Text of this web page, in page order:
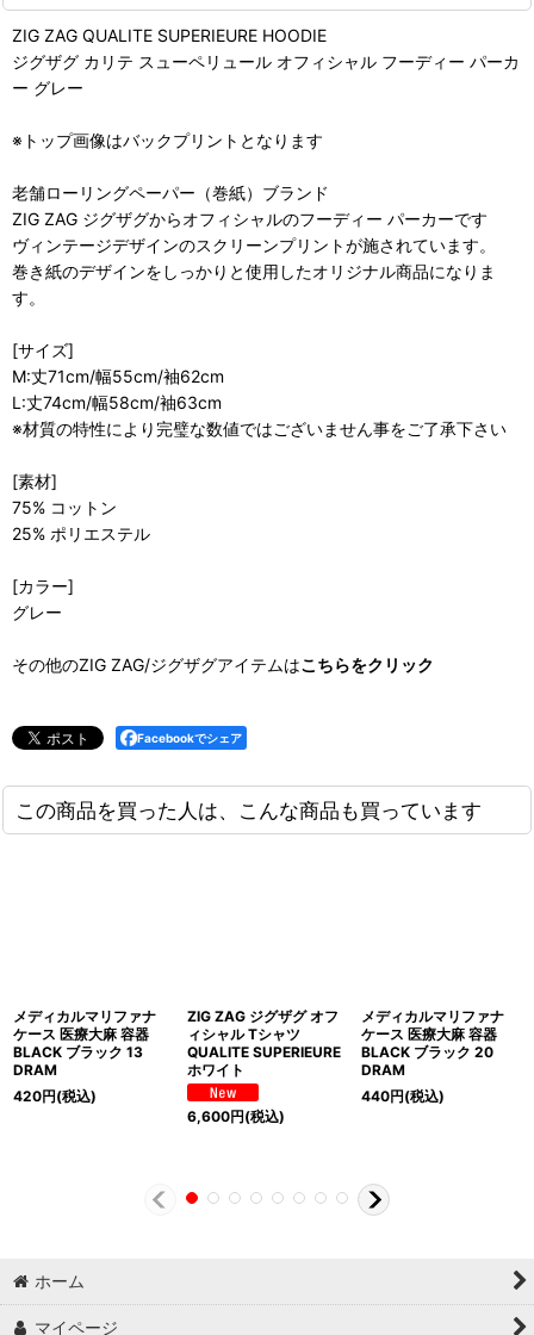
ZIG ZAG QUALITE SUPERIEURE HOODIE
ジグザグ カリテ スューペリュール オフィシャル フーディー パーカ
ー グレー
※トップ画像はバックプリントとなります
老舗ローリングペーパー（巻紙）ブランド
ZIG ZAG ジグザグからオフィシャルのフーディー パーカーです
ヴィンテージデザインのスクリーンプリントが施されています。
巻き紙のデザインをしっかりと使用したオリジナル商品になりま
す。
[サイズ]
M:丈71cm/幅55cm/袖62cm
L:丈74cm/幅58cm/袖63cm
※材質の特性により完璧な数値ではございません事をご了承下さい
[素材]
75% コットン
25% ポリエステル
[カラー]
グレー
その他のZIG ZAG/ジグザグアイテムはこちらをクリック
Facebookでシェア
この商品を買った人は、こんな商品も買っています
メディカルマリファナ
ケース 医療大麻 容器
BLACK ブラック 13
DRAM
420円(税込)
ZIG ZAG ジグザグ オフ
ィシャル Tシャツ
QUALITE SUPERIEURE
ホワイト
6,600円(税込)
メディカルマリファナ
ケース 医療大麻 容器
BLACK ブラック 20
DRAM
440円(税込)
ホーム
マイページ